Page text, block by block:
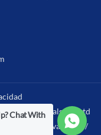
Materials Co.,Ltd
política de privacidad /
Chat With